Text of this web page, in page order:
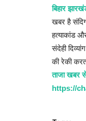
बिहार
खबर है
हत्याकांड
संदेही
की रेकी
ताजा खबर
https://